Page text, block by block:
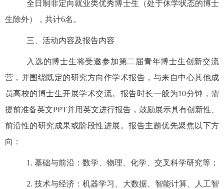
全日制非定向就业类优秀博士生（处于休学状态的博士
生除外），共计6名。
三、活动内容及报告内容
入选的博士生将受邀参加第二届青年博士生创新交流
营，并围绕既定的研究方向作学术报告，与来自中心其他成
员高校的博士生开展学术交流。报告时长一般为10分钟，需
提前准备英文PPT并用英文进行报告，鼓励展示具有创新性、
前沿性的研究成果或阶段性进展。报告主题优先聚焦以下方
向：
1. 基础与前沿：数学、物理、化学、交叉科学研究等；
2.技术与经济：机器学习、大数据、智能计算、人工智